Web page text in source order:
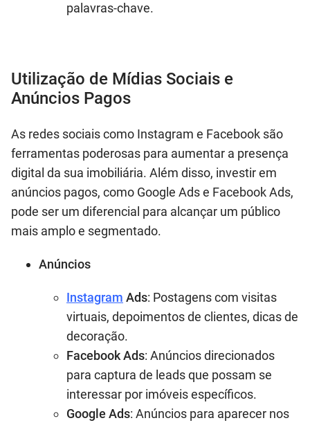
palavras-chave.
Utilização de Mídias Sociais e
Anúncios Pagos
As redes sociais como Instagram e Facebook são
ferramentas poderosas para aumentar a presença
digital da sua imobiliária. Além disso, investir em
anúncios pagos, como Google Ads e Facebook Ads,
pode ser um diferencial para alcançar um público
mais amplo e segmentado.
Anúncios
Instagram Ads: Postagens com visitas
virtuais, depoimentos de clientes, dicas de
decoração.
Facebook Ads: Anúncios direcionados
para captura de leads que possam se
interessar por imóveis específicos.
Google Ads: Anúncios para aparecer nos